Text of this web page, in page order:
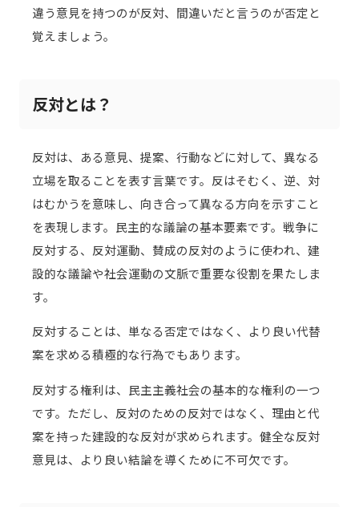
違う意見を持つのが反対、間違いだと言うのが否定と
覚えましょう。
反対とは？
反対は、ある意見、提案、行動などに対して、異なる
立場を取ることを表す言葉です。反はそむく、逆、対
はむかうを意味し、向き合って異なる方向を示すこと
を表現します。民主的な議論の基本要素です。戦争に
反対する、反対運動、賛成の反対のように使われ、建
設的な議論や社会運動の文脈で重要な役割を果たしま
す。
反対することは、単なる否定ではなく、より良い代替
案を求める積極的な行為でもあります。
反対する権利は、民主主義社会の基本的な権利の一つ
です。ただし、反対のための反対ではなく、理由と代
案を持った建設的な反対が求められます。健全な反対
意見は、より良い結論を導くために不可欠です。